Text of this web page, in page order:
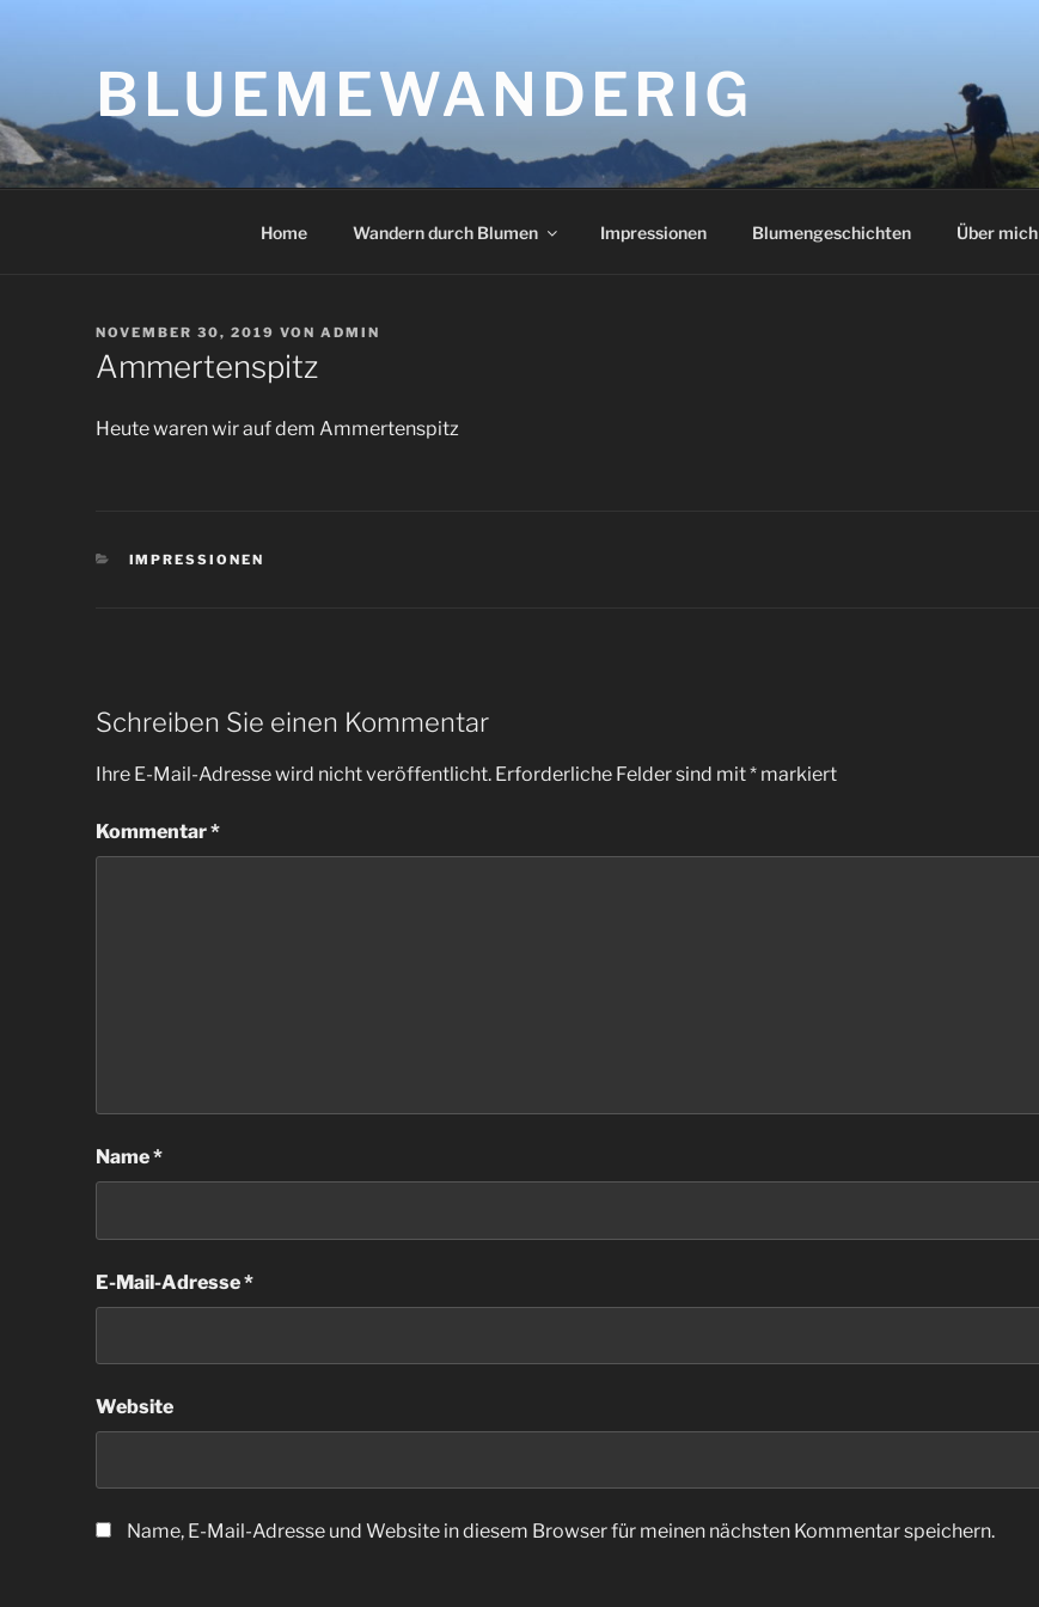
BLUEMEWANDERIG
Home Wandern durch Blumen Impressionen Blumengeschichten Über mich
VERÖFFENTLICHT
AM
NOVEMBER 30, 2019 VON ADMIN
Ammertenspitz
Heute waren wir auf dem Ammertenspitz
KATEGORIEN
IMPRESSIONEN
Schreiben Sie einen Kommentar
Ihre E-Mail-Adresse wird nicht veröffentlicht. Erforderliche Felder sind mit* markiert
Kommentar*
Name*
E-Mail-Adresse*
Website
Name, E-Mail-Adresse und Website in diesem Browser für meinen nächsten Kommentar speichern.